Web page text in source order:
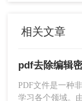
相关文章
pdf去除编辑
PDF文件是一种
学习各个领域。